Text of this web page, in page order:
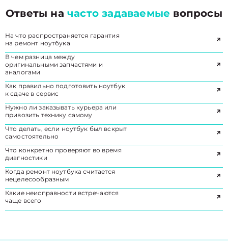
Ответы начасто задаваемые вопросы
На что распространяется гарантия
на ремонт ноутбука
В чем разница между
оригинальными запчастями и
аналогами
Как правильно подготовить ноутбук
к сдаче в сервис
Нужно ли заказывать курьера или
привозить технику самому
Что делать, если ноутбук был вскрыт
самостоятельно
Что конкретно проверяют во время
диагностики
Когда ремонт ноутбука считается
нецелесообразным
Какие неисправности встречаются
чаще всего